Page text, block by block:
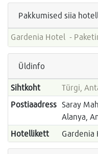
Pakkumised siia
Gardenia Hotel -
Üldinfo
Sihtkoht
Türgi,
Postiaadress Saray
Alanya,
Hotellikett
Gardenia